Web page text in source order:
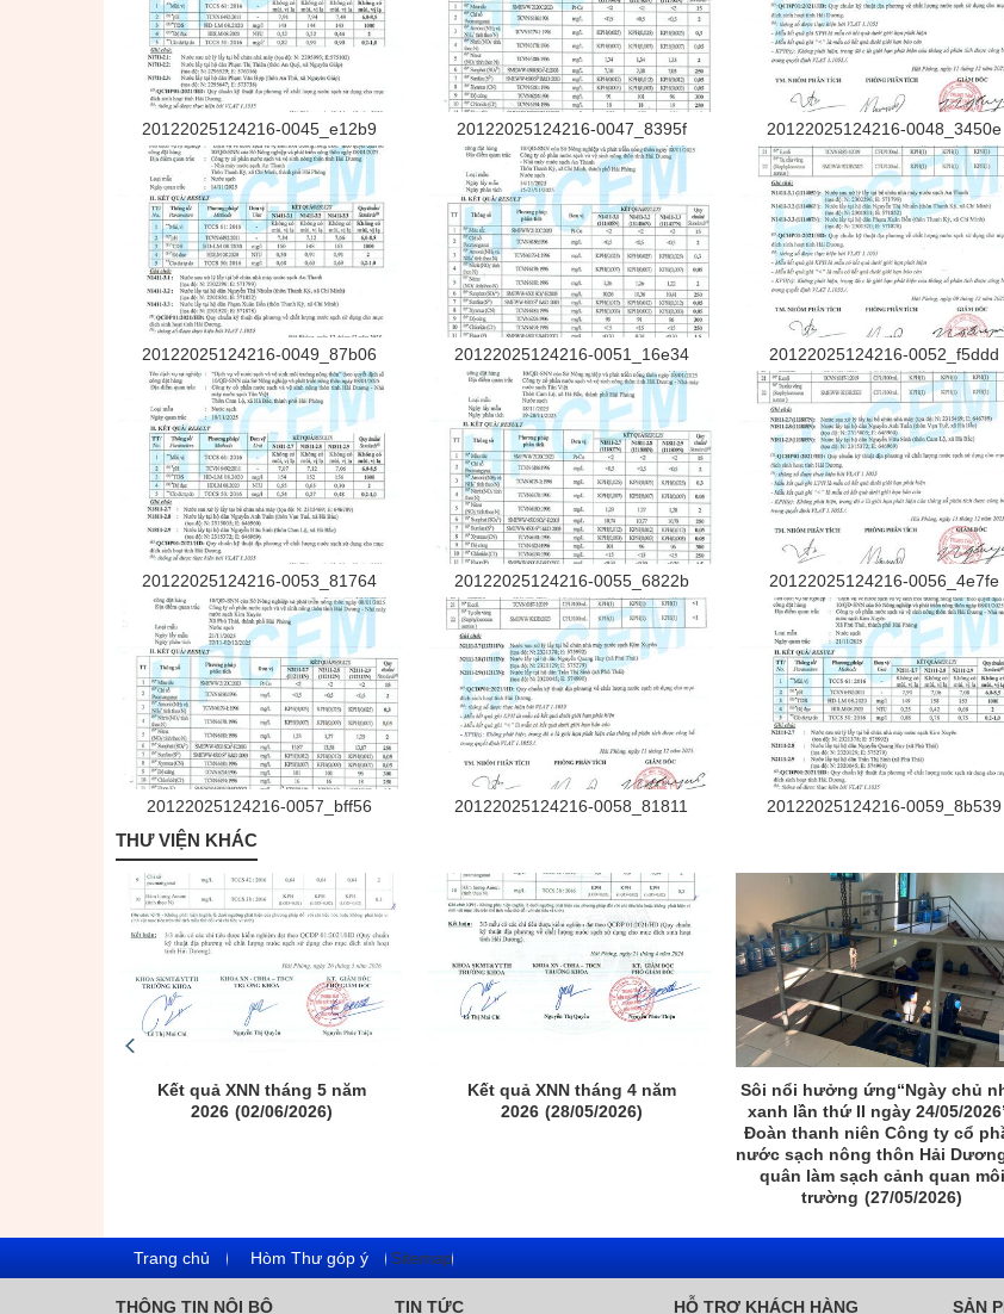
20122025124216-0045_e12b9 20122025124216-0047_8395f 20122025124216-0048_3450e
20122025124216-0049_87b06 20122025124216-0051_16e34 20122025124216-0052_f5ddd
20122025124216-0053_81764 20122025124216-0055_6822b 20122025124216-0056_4e7fe
20122025124216-0057_bff56 20122025124216-0058_81811 20122025124216-0059_8b539
THƯ VIỆN KHÁC
Kết quả XNN tháng 5 năm
2026 (02/06/2026)
Kết quả XNN tháng 4 năm
2026 (28/05/2026)
Sôi nổi hưởng ứng“Ngày chủ
xanh lần thứ II ngày 24/05/
Đoàn thanh niên Công ty cổ
nước sạch nông thôn Hải
quân làm sạch cảnh quan môi
trường (27/05/2026)
Trang chủ Hòm Thư góp ý Sitemap
THÔNG TIN NỘI BỘ TIN TỨC HỖ TRỢ KHÁCH HÀNG SẢN